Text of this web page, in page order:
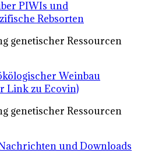
PIWIs und
Rebsorten
genetischer Ressourcen
Weinbau
Link zu Ecovin)
genetischer Ressourcen
und Downloads